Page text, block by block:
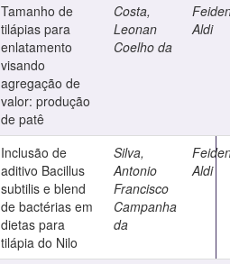
Tamanho de
tilápias para
enlatamento
visando
agregação de
valor: produção
de patê
Costa,
Leonan
Coelho da
Aldi
Inclusão de
aditivo Bacillus
subtilis e blend
de bactérias em
dietas para
tilápia do Nilo
Silva,
Antonio
Francisco
Campanha
da
Aldi